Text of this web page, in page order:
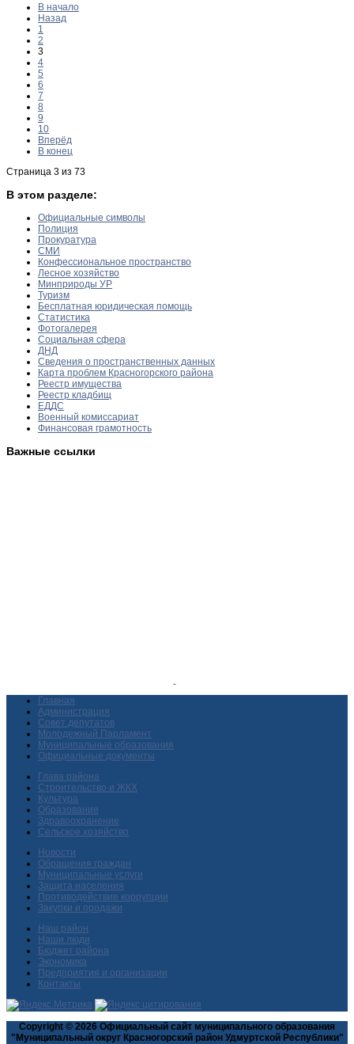
В начало
Назад
1
2
3
4
5
6
7
8
9
10
Вперёд
В конец
Страница 3 из 73
В этом разделе:
Официальные символы
Полиция
Прокуратура
СМИ
Конфессиональное пространство
Лесное хозяйство
Минприроды УР
Туризм
Бесплатная юридическая помощь
Статистика
Фотогалерея
Социальная сфера
ДНД
Сведения о пространственных данных
Карта проблем Красногорского района
Реестр имущества
Реестр кладбищ
ЕДДС
Военный комиссариат
Финансовая грамотность
Важные ссылки
Главная
Администрация
Совет депутатов
Молодежный Парламент
Муниципальные образования
Официальные документы
Глава района
Строительство и ЖКХ
Культура
Образование
Здравоохранение
Сельское хозяйство
Новости
Обращения граждан
Муниципальные услуги
Защита населения
Противодействие коррупции
Закупки и продажи
Наш район
Наши люди
Бюджет района
Экономика
Предприятия и организации
Контакты
Copyright © 2026 Официальный сайт муниципального образования
"Муниципальный округ Красногорский район Удмуртской Республики"